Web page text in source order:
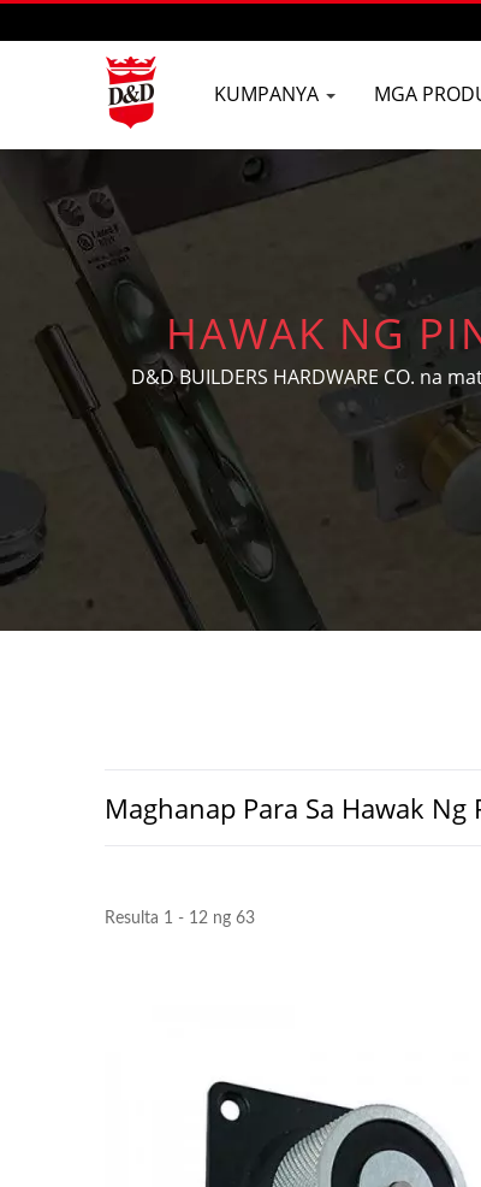
KUMPANYA MGA
HAWAK NG
TAGAGAWA
D&D BUILDERS HARDWARE CO. na
sa paggawa ng OEM/ODM na
Maghanap Para Sa Hawak Ng
Resulta 1 - 12 ng 63